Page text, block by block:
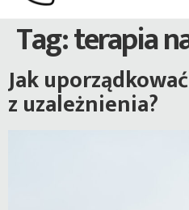
Tag:terapia
Jak
z uzależnienia?